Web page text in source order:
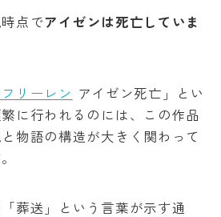
点でアイゼンは死亡していま
リーレン アイゼン死亡」とい
に行われるのには、この作品
物語の構造が大きく関わって
葬送」という言葉が示す通